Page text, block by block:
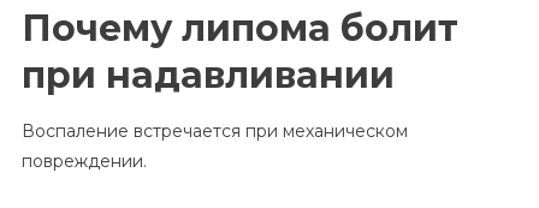
Почему липома болит
при надавливании
Воспаление встречается при механическом
повреждении.